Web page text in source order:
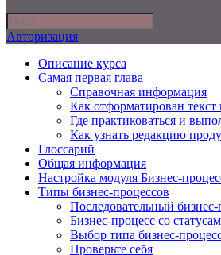
Авторизация
Описание курса
Самая первая глава
Справочная информация
Как отформатирован текст
Где практиковаться и
Как узнать редакцию
Глоссарий
Общая информация
Настройка модуля Бизнес-
Типы бизнес-процессов
Последовательный бизнес-
Бизнес-процесс со
Выбор типа бизнес-
Проверьте себя